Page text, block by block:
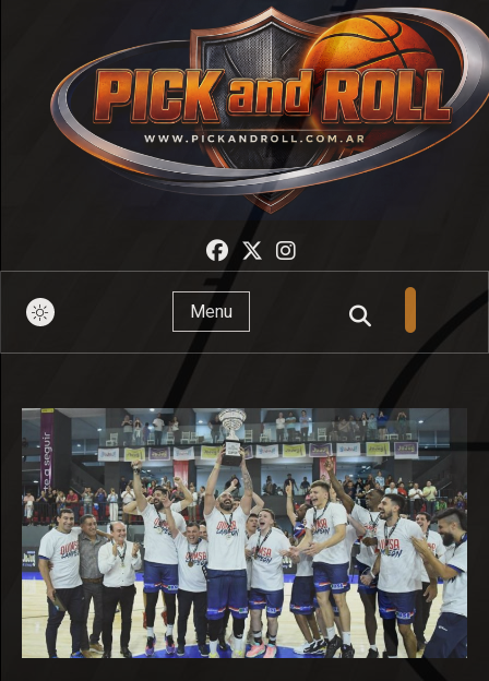
Pick And Roll
Menu